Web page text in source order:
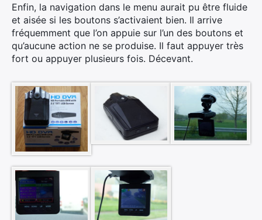
Enfin, la navigation dans le menu aurait pu être fluide
et aisée si les boutons s’activaient bien. Il arrive
fréquemment que l’on appuie sur l’un des boutons et
qu’aucune action ne se produise. Il faut appuyer très
fort ou appuyer plusieurs fois. Décevant.